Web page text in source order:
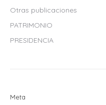
Otras publicaciones
PATRIMONIO
PRESIDENCIA
Meta